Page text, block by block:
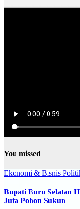
You missed
Ekonomi & Bisnis
Bupati Buru Selatan
Juta Pohon Sukun